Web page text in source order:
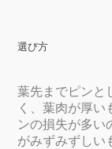
選び方
葉先までピンと
く、葉肉が厚い
ンの損失が多い
がみずみずしい